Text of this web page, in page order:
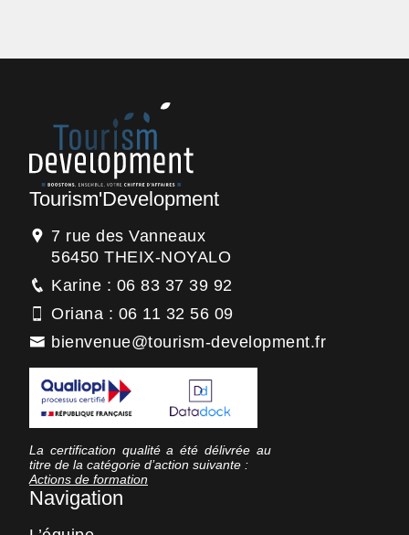
Tourism'Development
7 rue des Vanneaux
56450 THEIX-NOYALO
Karine : 06 83 37 39 92
Oriana : 06 11 32 56 09
bienvenue@tourism-development.fr
La certification qualité a été délivrée au
titre de la catégorie d’action suivante :
Actions de formation
Navigation